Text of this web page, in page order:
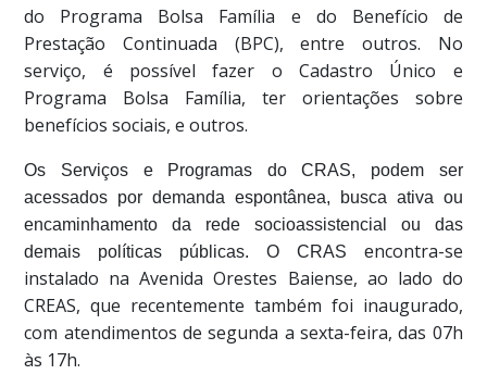
do Programa Bolsa Família e do Benefício de
Prestação Continuada (BPC), entre outros. No
serviço, é possível fazer o Cadastro Único e
Programa Bolsa Família, ter orientações sobre
benefícios sociais, e outros.
Os Serviços e Programas do CRAS, podem ser
acessados por demanda espontânea, busca ativa ou
encaminhamento da rede socioassistencial ou das
demais políticas públicas. O CRAS encontra-se
instalado na Avenida Orestes Baiense, ao lado do
CREAS, que recentemente também foi inaugurado,
com atendimentos de segunda a sexta-feira, das 07h
às 17h.